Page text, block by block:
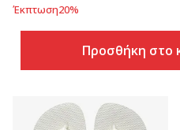
Έκπτωση20%
Προσθήκη στο